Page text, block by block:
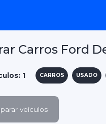
Carros Ford
1 CARROS USADO
veículos